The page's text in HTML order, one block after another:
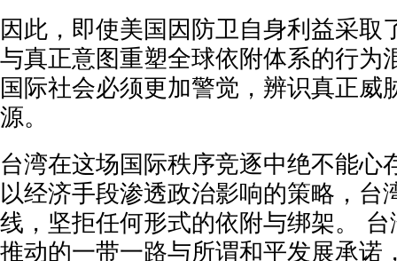
因此，即使美国因防卫自身利益采取
与真正意图重塑全球依附体系的行为
国际社会必须更加警觉，辨识真正威
源。
台湾在这场国际秩序竞逐中绝不能心
以经济手段渗透政治影响的策略，台
线，坚拒任何形式的依附与绑架。
推动的一带一路与所谓和平发展承诺